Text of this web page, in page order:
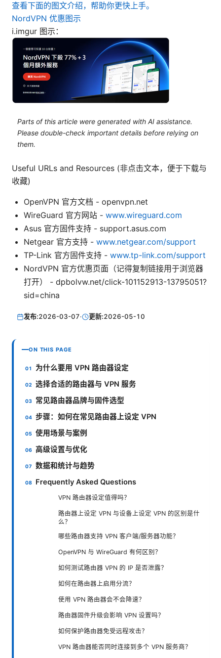
查看下面的图文介绍，帮助你更快上手。
NordVPN 优惠图示
i.imgur 图示：
Parts of this article were generated with AI assistance.
Please double-check important details before relying on
them.
Useful URLs and Resources (非点击文本，便于下载与
收藏)
OpenVPN 官方文档 - openvpn.net
WireGuard 官方网站 - www.wireguard.com
Asus 官方固件支持 - support.asus.com
Netgear 官方支持 - www.netgear.com/support
TP-Link 官方固件支持 - www.tp-link.com/support
NordVPN 官方优惠页面（记得复制链接用于浏览器
打开） - dpbolvw.net/click-101152913-13795051?
sid=china
发布:2026-03-07· 更新:2026-05-10
ON THIS PAGE
为什么要用 VPN 路由器设定
选择合适的路由器与 VPN 服务
常见路由器品牌与固件选型
步骤：如何在常见路由器上设定 VPN
使用场景与案例
高级设置与优化
数据和统计与趋势
Frequently Asked Questions
VPN 路由器设定值得吗？
路由器上设定 VPN 与设备上设定 VPN 的区别是什
么？
哪些路由器支持 VPN 客户端/服务器功能？
OpenVPN 与 WireGuard 有何区别？
如何测试路由器 VPN 的 IP 是否泄露？
如何在路由器上启用分流？
使用 VPN 路由器会不会降速？
路由器固件升级会影响 VPN 设置吗？
如何保护路由器免受远程攻击？
VPN 路由器能否同时连接到多个 VPN 服务商？